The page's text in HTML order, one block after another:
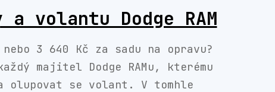
a volantu Dodge RAM
3 640 Kč za sadu na opravu?
majitel Dodge RAMu, kterému
olupovat se volant. V tomhle